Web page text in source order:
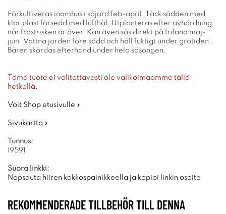
Förkultiveras inomhus i såjord feb-april. Täck sådden med
klar plast försedd med lufthål. Utplanteras efter avhärdning
när frostrisken är över. Kan även sås direkt på friland maj-
juni. Vattna jorden före sådd och håll fuktigt under grotiden.
Bären skördas efterhand under hela säsongen.
Tämä tuote ei valitettavasti ole valikoimaamme tällä
hetkellä.
Voit Shop etusivulle »
Sivukartta »
Tunnus:
I9591
Suora linkki:
Napsauta hiiren kakkospainikkeella ja kopioi linkin osoite
REKOMMENDERADE TILLBEHÖR TILL DENNA